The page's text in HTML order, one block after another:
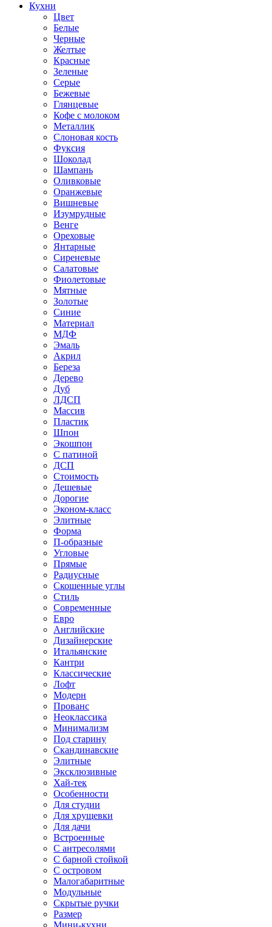
Кухни
Цвет
Белые
Черные
Желтые
Красные
Зеленые
Серые
Бежевые
Глянцевые
Кофе с молоком
Металлик
Слоновая кость
Фуксия
Шоколад
Шампань
Оливковые
Оранжевые
Вишневые
Изумрудные
Венге
Ореховые
Янтарные
Сиреневые
Салатовые
Фиолетовые
Мятные
Золотые
Синие
Материал
МДФ
Эмаль
Акрил
Береза
Дерево
Дуб
ЛДСП
Массив
Пластик
Шпон
Экошпон
С патиной
ДСП
Стоимость
Дешевые
Дорогие
Эконом-класс
Элитные
Форма
П-образные
Угловые
Прямые
Радиусные
Скошенные углы
Стиль
Современные
Евро
Английские
Дизайнерские
Итальянские
Кантри
Классические
Лофт
Модерн
Прованс
Неоклассика
Минимализм
Под старину
Скандинавские
Элитные
Эксклюзивные
Хай-тек
Особенности
Для студии
Для хрущевки
Для дачи
Встроенные
С антресолями
С барной стойкой
С островом
Малогабаритные
Модульные
Скрытые ручки
Размер
Мини-кухни